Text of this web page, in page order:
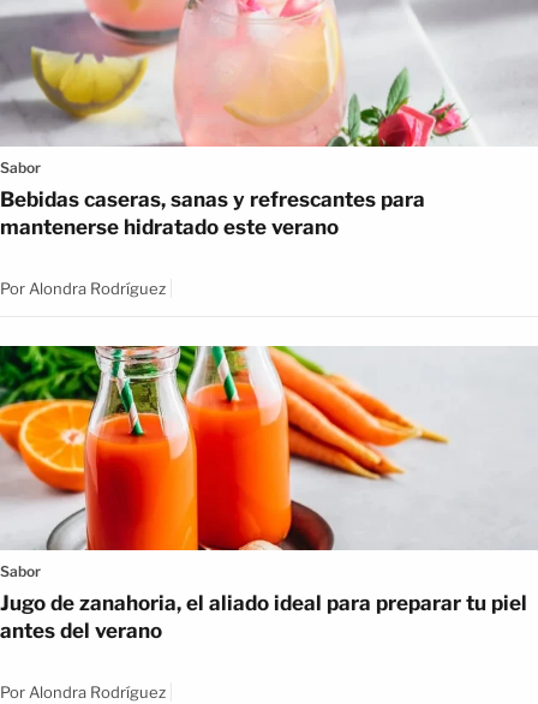
Sabor
Bebidas caseras, sanas y refrescantes para
mantenerse hidratado este verano
Por Alondra Rodríguez
Sabor
Jugo de zanahoria, el aliado ideal para preparar tu piel
antes del verano
Por Alondra Rodríguez